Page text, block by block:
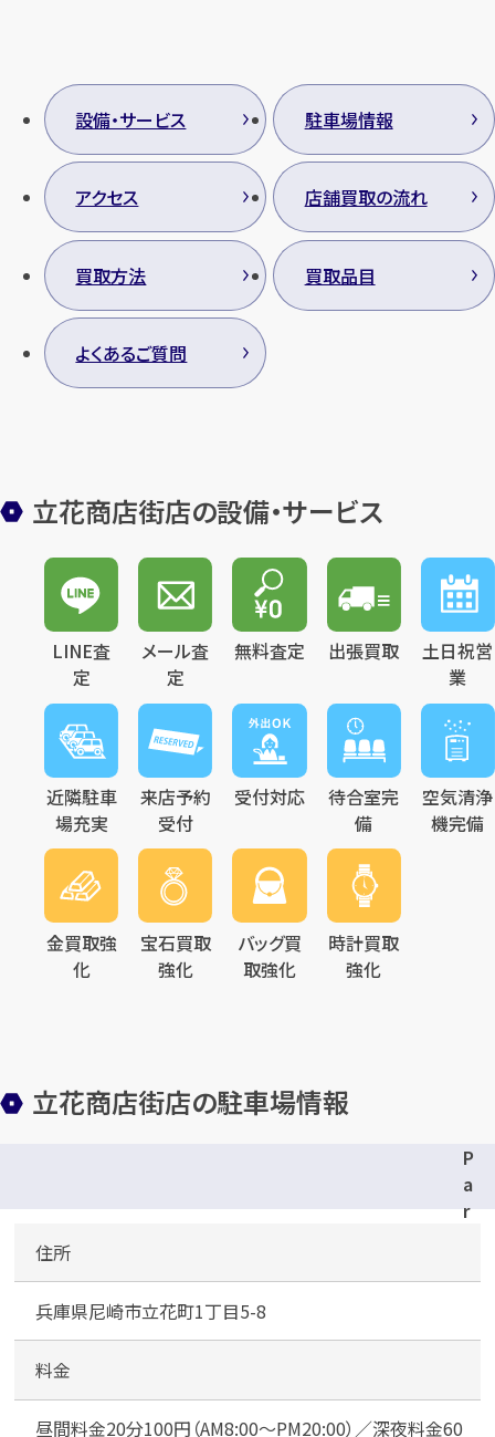
設備・サービス 駐車場情報
アクセス 店舗買取の流れ
買取方法 買取品目
よくあるご質問
立花商店街店の設備・サービス
LINE査
定
メール査
定
無料査定 出張買取
土日祝営
業
近隣駐車
場充実
来店予約
受付
受付対応
待合室完
備
空気清浄
機完備
金買取強
化
宝石買取
強化
バッグ買
取強化
時計買取
強化
立花商店街店の駐車場情報
P
a
r
4
花
丁
住所
兵庫県尼崎市立花町1丁目5-8
料金
昼間料金20分100円（AM8:00～PM20:00）／深夜料金60